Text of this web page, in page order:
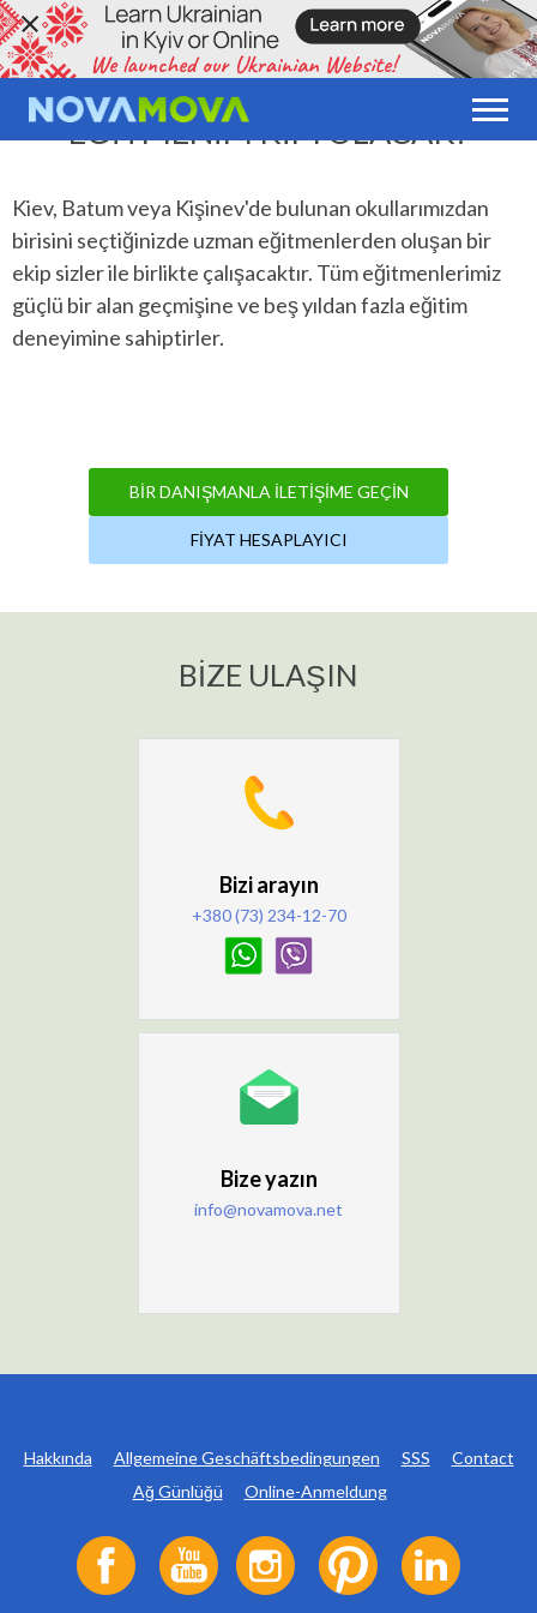
EĞITMENIM KIM OLACAK?
Kiev, Batum veya Kişinev'de bulunan okullarımızdan
birisini seçtiğinizde uzman eğitmenlerden oluşan bir
ekip sizler ile birlikte çalışacaktır. Tüm eğitmenlerimiz
güçlü bir alan geçmişine ve beş yıldan fazla eğitim
deneyimine sahiptirler.
BIR DANIŞMANLA İLETIŞIME GEÇIN
FIYAT HESAPLAYICI
BIZE ULAŞIN
Bizi arayın
+380 (73) 234-12-70
Bize yazın
info@novamova.net
Hakkında Allgemeine Geschäftsbedingungen SSS
Contact
Ağ Günlüğü
Online-Anmeldung